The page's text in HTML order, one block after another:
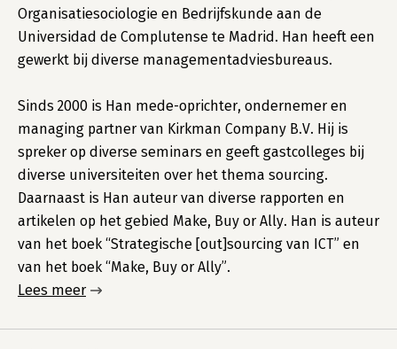
Organisatiesociologie en Bedrijfskunde aan de
Universidad de Complutense te Madrid. Han heeft een
gewerkt bij diverse managementadviesbureaus.
Sinds 2000 is Han mede-oprichter, ondernemer en
managing partner van Kirkman Company B.V. Hij is
spreker op diverse seminars en geeft gastcolleges bij
diverse universiteiten over het thema sourcing.
Daarnaast is Han auteur van diverse rapporten en
artikelen op het gebied Make, Buy or Ally. Han is auteur
van het boek “Strategische [out]sourcing van ICT” en
van het boek “Make, Buy or Ally”.
Lees meer